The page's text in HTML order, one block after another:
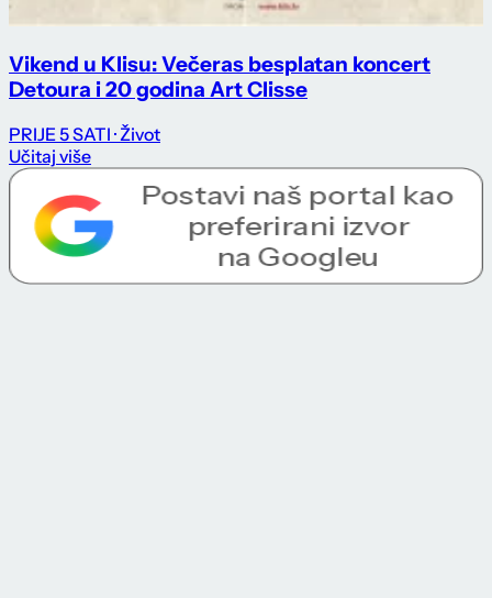
Vikend u Klisu: Večeras besplatan koncert
Detoura i 20 godina Art Clisse
PRIJE 5 SATI · Život
Učitaj više